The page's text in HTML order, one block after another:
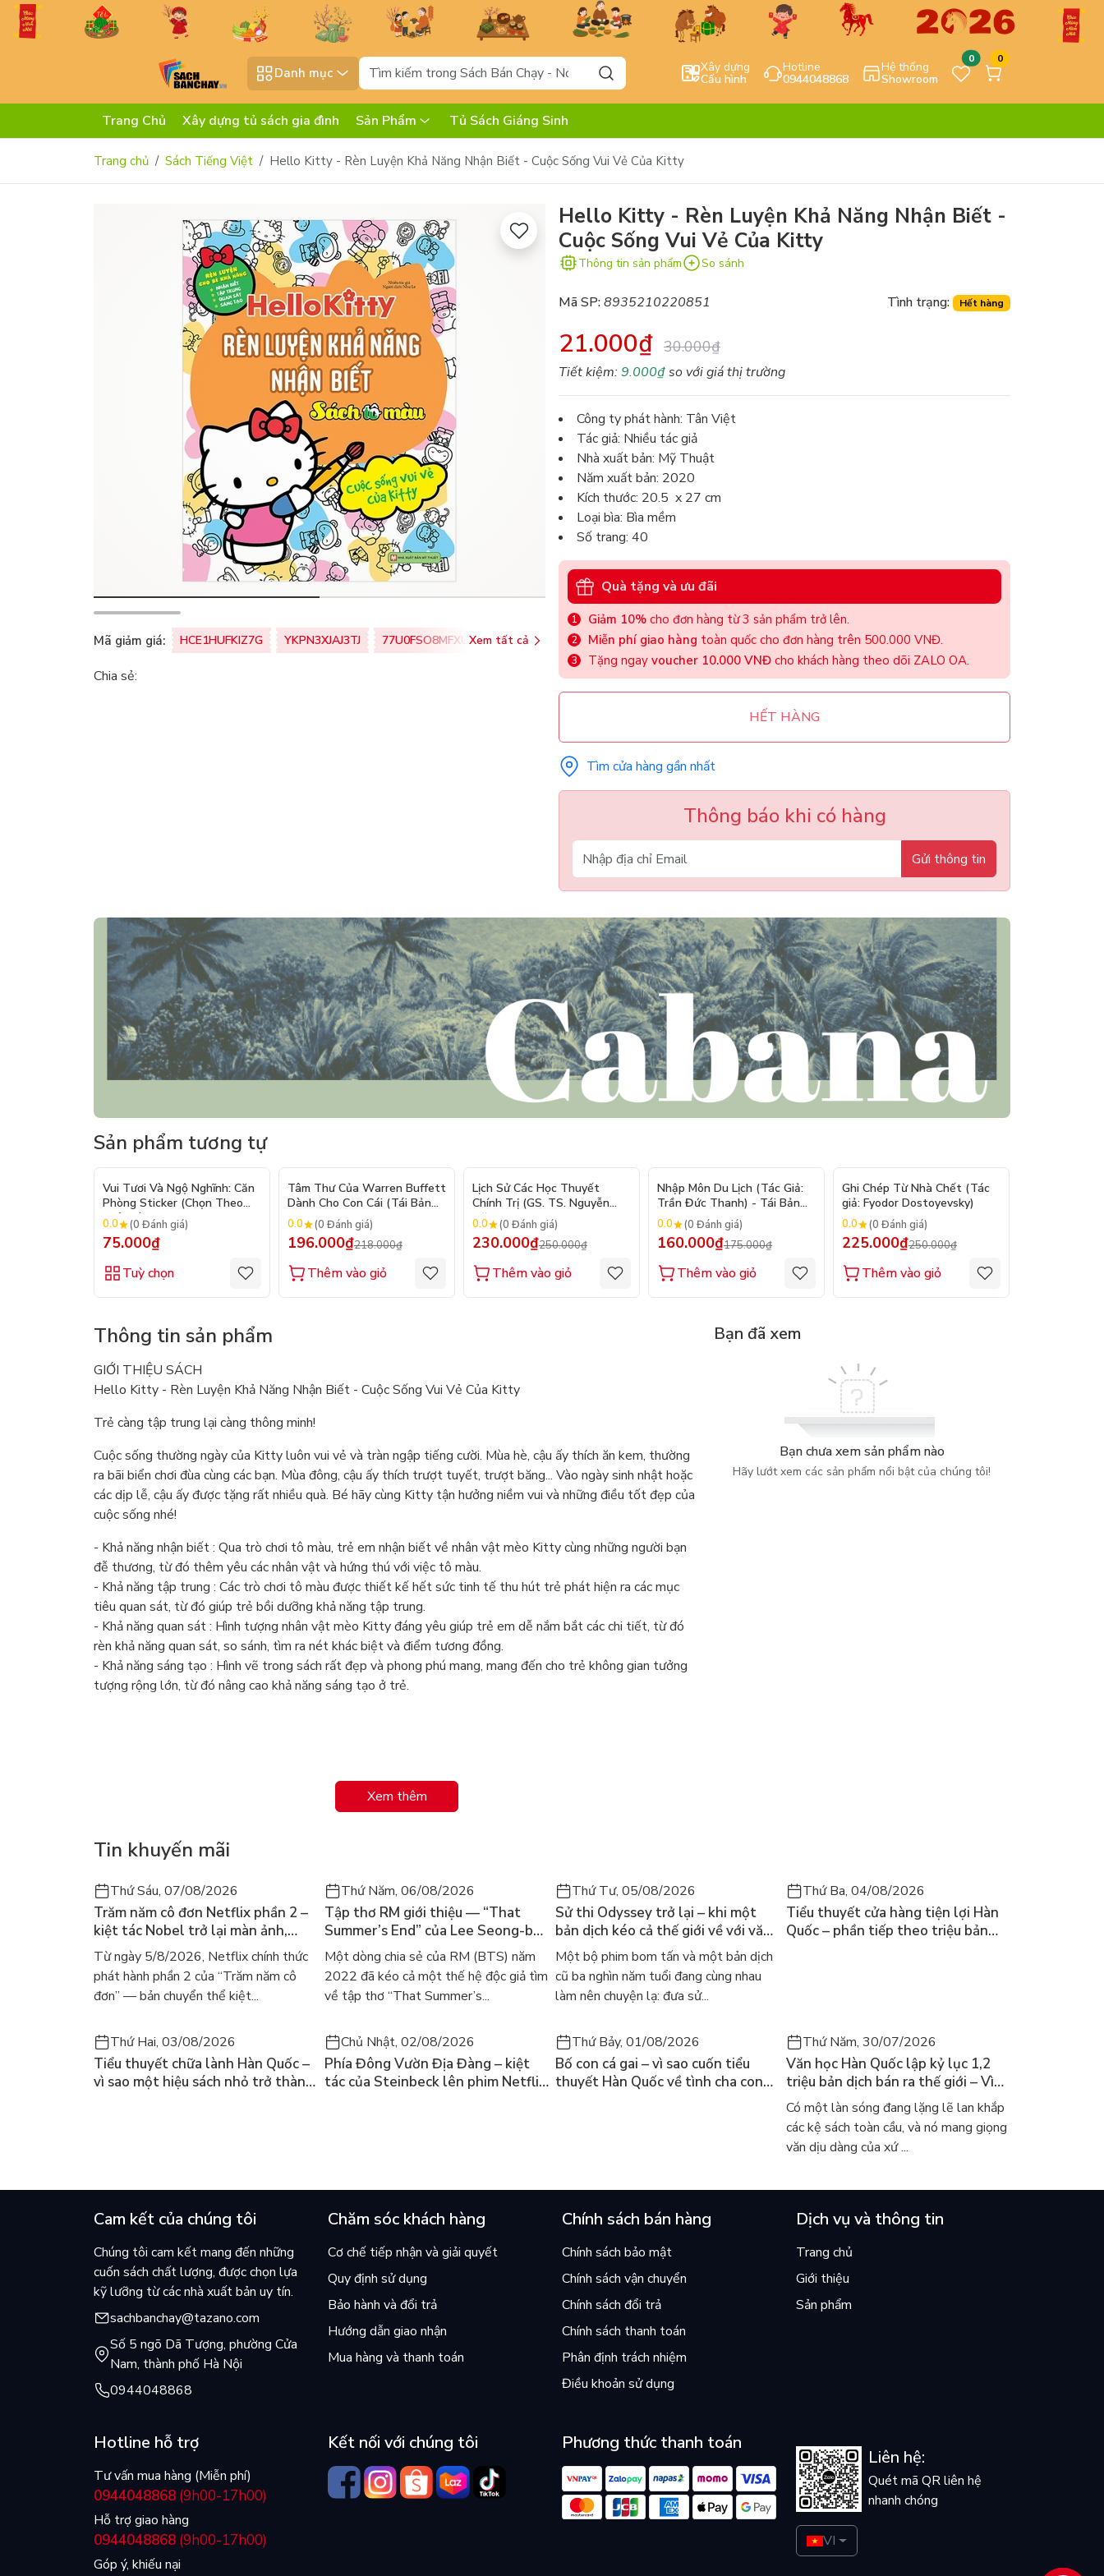
Danh mục Xây dựng
Cấu hình
Hotline
0944048868
Hệ thống
Showroom
0 0
Trang Chủ Xây dựng tủ sách gia đình Sản Phẩm Tủ Sách Giáng Sinh
Trang chủ Sách Tiếng Việt Hello Kitty - Rèn Luyện Khả Năng Nhận Biết - Cuộc Sống Vui Vẻ Của Kitty
Mã giảm giá: HCE1HUFKIZ7G YKPN3XJAJ3TJ 77U0FSO8MFXU Xem tất cả
Chia sẻ:
Hello Kitty - Rèn Luyện Khả Năng Nhận Biết -
Cuộc Sống Vui Vẻ Của Kitty
Thông tin sản phẩm So sánh
Mã SP:8935210220851 Tình trạng: Hết hàng
21.000₫ 30.000₫
Tiết kiệm:9.000₫so với giá thị trường
Công ty phát hành: Tân Việt
Tác giả: Nhiều tác giả
Nhà xuất bản: Mỹ Thuật
Năm xuất bản: 2020
Kích thước: 20.5 x 27 cm
Loại bìa: Bìa mềm
Số trang: 40
Quà tặng và ưu đãi
Giảm 10% cho đơn hàng từ 3 sản phẩm trở lên.
Miễn phí giao hàng toàn quốc cho đơn hàng trên 500.000 VNĐ.
Tặng ngay voucher 10.000 VNĐ cho khách hàng theo dõi ZALO OA.
HẾT HÀNG
Tìm cửa hàng gần nhất
Thông báo khi có hàng
Gửi thông tin
Sản phẩm tương tự
Vui Tươi Và Ngộ Nghĩnh: Căn
Phòng Sticker (Chọn Theo
Chủ Đề) - Hơn 250 Sticker
0.0 (0 Đánh giá)
75.000₫
Tuỳ chọn
- 10%
Tâm Thư Của Warren Buffett
Dành Cho Con Cái (Tái Bản
2026)
0.0 (0 Đánh giá)
196.000₫218.000₫
Thêm vào giỏ
Lịch Sử Các Học Thuyết
Chính Trị (GS. TS. Nguyễn
Đăng Dung)
0.0 (0 Đánh giá)
230.000₫250.000₫
Thêm vào giỏ
- 9%
Nhập Môn Du Lịch (Tác Giả:
Trần Đức Thanh) - Tái Bản
2026
0.0 (0 Đánh giá)
160.000₫175.000₫
Thêm vào giỏ
- 10%
Ghi Chép Từ Nhà Chết (Tác
giả: Fyodor Dostoyevsky)
0.0 (0 Đánh giá)
225.000₫250.000₫
Thêm vào giỏ
Thông tin sản phẩm
GIỚI THIỆU SÁCH
Hello Kitty - Rèn Luyện Khả Năng Nhận Biết - Cuộc Sống Vui Vẻ Của Kitty
Trẻ càng tập trung lại càng thông minh!
Cuộc sống thường ngày của Kitty luôn vui vẻ và tràn ngập tiếng cười. Mùa hè, cậu ấy thích ăn kem, thường
ra bãi biển chơi đùa cùng các bạn. Mùa đông, cậu ấy thích trượt tuyết, trượt băng... Vào ngày sinh nhật hoặc
các dịp lễ, cậu ấy được tặng rất nhiều quà. Bé hãy cùng Kitty tận hưởng niềm vui và những điều tốt đẹp của
cuộc sống nhé!
- Khả năng nhận biết : Qua trò chơi tô màu, trẻ em nhận biết về nhân vật mèo Kitty cùng những người bạn
đễ thương, từ đó thêm yêu các nhân vật và hứng thú với việc tô màu.
- Khả năng tập trung : Các trò chơi tô màu được thiết kế hết sức tinh tế thu hút trẻ phát hiện ra các mục
tiêu quan sát, từ đó giúp trẻ bồi dưỡng khả năng tập trung.
- Khả năng quan sát : Hình tượng nhân vật mèo Kitty đáng yêu giúp trẻ em dễ nắm bắt các chi tiết, từ đó
rèn khả năng quan sát, so sánh, tìm ra nét khác biệt và điểm tương đồng.
- Khả năng sáng tạo : Hình vẽ trong sách rất đẹp và phong phú mang, mang đến cho trẻ không gian tưởng
tượng rộng lớn, từ đó nâng cao khả năng sáng tạo ở trẻ.
Xem thêm
Bạn đã xem
Bạn chưa xem sản phẩm nào
Hãy lướt xem các sản phẩm nổi bật của chúng tôi!
Tin khuyến mãi
Thứ Sáu, 07/08/2026
Trăm năm cô đơn Netflix phần 2 –
kiệt tác Nobel trở lại màn ảnh,
dòng người tìm đọc lại García
Márquez
Từ ngày 5/8/2026, Netflix chính thức
phát hành phần 2 của “Trăm năm cô
đơn” — bản chuyển thể kiệt...
Thứ Năm, 06/08/2026
Tập thơ RM giới thiệu — “That
Summer’s End” của Lee Seong-bok
ra mắt bản tiếng Anh sau 4 năm
gây sốt
Một dòng chia sẻ của RM (BTS) năm
2022 đã kéo cả một thế hệ độc giả tìm
về tập thơ “That Summer’s...
Thứ Tư, 05/08/2026
Sử thi Odyssey trở lại – khi một
bản dịch kéo cả thế giới về với văn
học kinh điển
Một bộ phim bom tấn và một bản dịch
cũ ba nghìn năm tuổi đang cùng nhau
làm nên chuyện lạ: đưa sử...
Thứ Ba, 04/08/2026
Tiểu thuyết cửa hàng tiện lợi Hàn
Quốc – phần tiếp theo triệu bản
Thứ Hai, 03/08/2026
Tiểu thuyết chữa lành Hàn Quốc –
vì sao một hiệu sách nhỏ trở thành
Chủ Nhật, 02/08/2026
Phía Đông Vườn Địa Đàng – kiệt
tác của Steinbeck lên phim Netflix
Thứ Bảy, 01/08/2026
Bố con cá gai – vì sao cuốn tiểu
thuyết Hàn Quốc về tình cha con
Thứ Năm, 30/07/2026
Văn học Hàn Quốc lập kỷ lục 1,2
triệu bản dịch bán ra thế giới – Vì
sao cả thế giới đang đọc sách Hàn?
Có một làn sóng đang lặng lẽ lan khắp
các kệ sách toàn cầu, và nó mang giọng
văn dịu dàng của xứ ...
Cam kết của chúng tôi
Chúng tôi cam kết mang đến những
cuốn sách chất lượng, được chọn lựa
kỹ lưỡng từ các nhà xuất bản uy tín.
sachbanchay@tazano.com
Số 5 ngõ Dã Tượng, phường Cửa
Nam, thành phố Hà Nội
0944048868
Chăm sóc khách hàng
Cơ chế tiếp nhận và giải quyết
Quy định sử dụng
Bảo hành và đổi trả
Hướng dẫn giao nhận
Mua hàng và thanh toán
Chính sách bán hàng
Chính sách bảo mật
Chính sách vận chuyển
Chính sách đổi trả
Chính sách thanh toán
Phân định trách nhiệm
Điều khoản sử dụng
Dịch vụ và thông tin
Trang chủ
Giới thiệu
Sản phẩm
Hotline hỗ trợ
Tư vấn mua hàng (Miễn phí)
0944048868 (9h00-17h00)
Hỗ trợ giao hàng
0944048868 (9h00-17h00)
Góp ý, khiếu nại
Kết nối với chúng tôi Phương thức thanh toán
Liên hệ:
Quét mã QR liên hệ
nhanh chóng
VI